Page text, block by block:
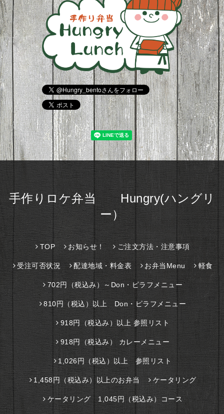
手作りロケ弁当 Hungry(ハングリ
ー）
TOP お知らせ！ ご注文方法・注意事項
受注可否状況 配達地域・料金表 お弁当Menu 軽食
702円（税込み）～Don・ピラフメニュー
810円（税込）以上 Don・ピラフメニュー
918円（税込み）以上 参照リスト
918円（税込み） カレーメニュー
1,026円（税込）以上 参照リスト
1,458円（税込み）以上のお弁当 ケータリング
ケータリング 1,045円（税込み）コース